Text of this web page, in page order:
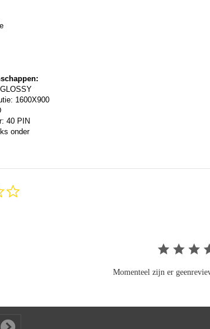
1600X900
40 PIN
onder
Momenteel zijn er